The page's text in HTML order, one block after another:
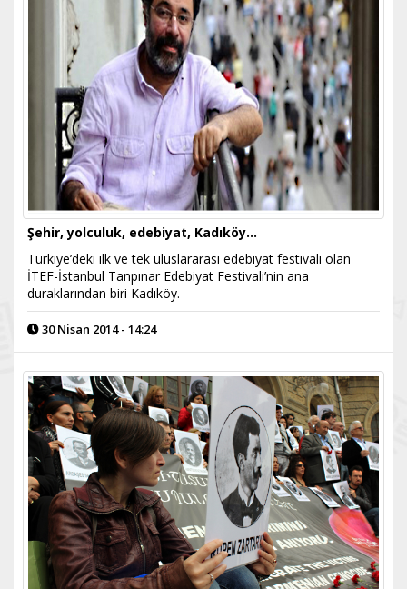
Şehir, yolculuk, edebiyat, Kadıköy…
Türkiye’deki ilk ve tek uluslararası edebiyat festivali olan
İTEF-İstanbul Tanpınar Edebiyat Festivali’nin ana
duraklarından biri Kadıköy.
30 Nisan 2014 - 14:24